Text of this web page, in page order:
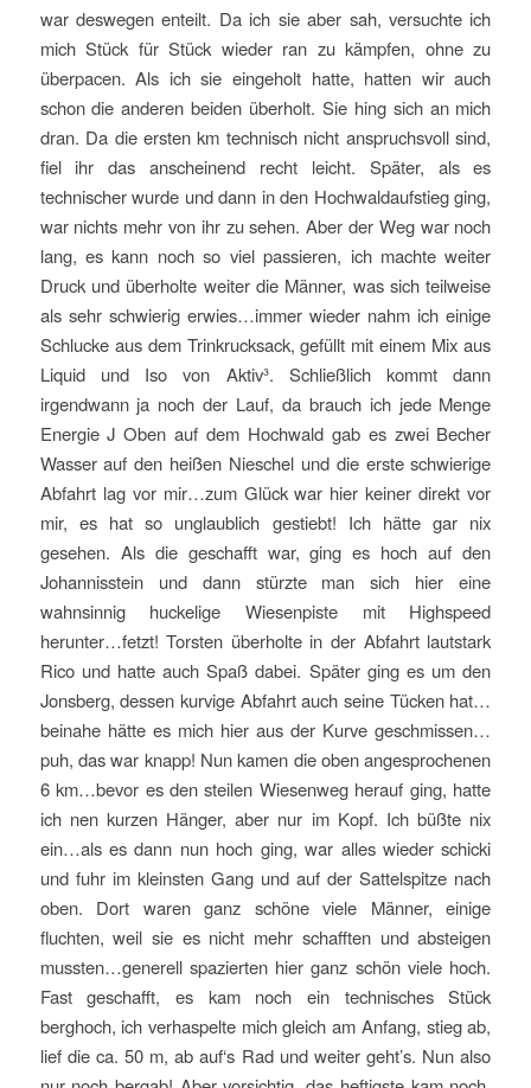
war deswegen enteilt. Da ich sie aber sah, versuchte ich
mich Stück für Stück wieder ran zu kämpfen, ohne zu
überpacen. Als ich sie eingeholt hatte, hatten wir auch
schon die anderen beiden überholt. Sie hing sich an mich
dran. Da die ersten km technisch nicht anspruchsvoll sind,
fiel ihr das anscheinend recht leicht. Später, als es
technischer wurde und dann in den Hochwaldaufstieg ging,
war nichts mehr von ihr zu sehen. Aber der Weg war noch
lang, es kann noch so viel passieren, ich machte weiter
Druck und überholte weiter die Männer, was sich teilweise
als sehr schwierig erwies…immer wieder nahm ich einige
Schlucke aus dem Trinkrucksack, gefüllt mit einem Mix aus
Liquid und Iso von Aktiv³. Schließlich kommt dann
irgendwann ja noch der Lauf, da brauch ich jede Menge
Energie J Oben auf dem Hochwald gab es zwei Becher
Wasser auf den heißen Nieschel und die erste schwierige
Abfahrt lag vor mir…zum Glück war hier keiner direkt vor
mir, es hat so unglaublich gestiebt! Ich hätte gar nix
gesehen. Als die geschafft war, ging es hoch auf den
Johannisstein und dann stürzte man sich hier eine
wahnsinnig huckelige Wiesenpiste mit Highspeed
herunter…fetzt! Torsten überholte in der Abfahrt lautstark
Rico und hatte auch Spaß dabei. Später ging es um den
Jonsberg, dessen kurvige Abfahrt auch seine Tücken hat…
beinahe hätte es mich hier aus der Kurve geschmissen…
puh, das war knapp! Nun kamen die oben angesprochenen
6 km…bevor es den steilen Wiesenweg herauf ging, hatte
ich nen kurzen Hänger, aber nur im Kopf. Ich büßte nix
ein…als es dann nun hoch ging, war alles wieder schicki
und fuhr im kleinsten Gang und auf der Sattelspitze nach
oben. Dort waren ganz schöne viele Männer, einige
fluchten, weil sie es nicht mehr schafften und absteigen
mussten…generell spazierten hier ganz schön viele hoch.
Fast geschafft, es kam noch ein technisches Stück
berghoch, ich verhaspelte mich gleich am Anfang, stieg ab,
lief die ca. 50 m, ab auf‘s Rad und weiter geht’s. Nun also